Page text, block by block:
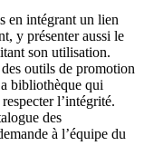
en intégrant un lien
y présenter aussi le
son utilisation.
outils de promotion
bibliothèque qui
l’intégrité.
des
à l’équipe du